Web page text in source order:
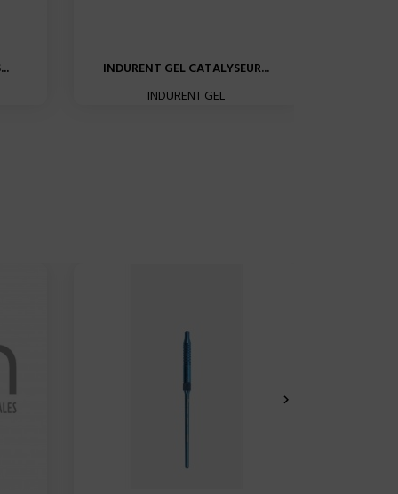
INDURENT GEL CATALYSEUR...
INDURENT GEL
